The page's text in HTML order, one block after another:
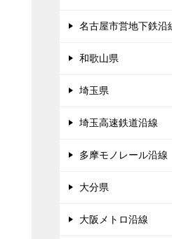
名古屋市営地下鉄沿
和歌山県
埼玉県
埼玉高速鉄道沿線
多摩モノレール沿線
大分県
大阪メトロ沿線